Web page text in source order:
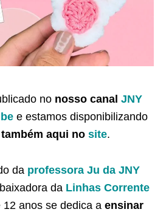
no nosso canal JNY
e estamos disponibilizando
também aqui no site.
da professora Ju da JNY
da Linhas Corrente
anos se dedica a ensinar